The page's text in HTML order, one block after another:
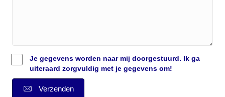
Je gegevens worden naar mij doorgestuurd. Ik ga
uiteraard zorgvuldig met je gegevens om!
Verzenden